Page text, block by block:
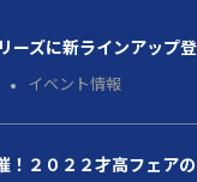
ーズに新ラインアップ
イベント情報
！２０２２才高フェ